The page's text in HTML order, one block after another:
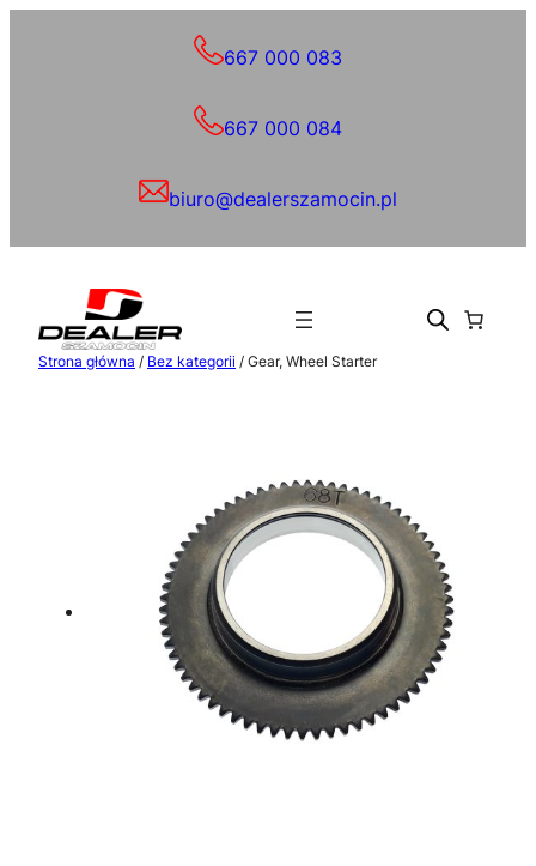
667 000 083
667 000 084
biuro@dealerszamocin.pl
Strona główna / Bez kategorii / Gear, Wheel Starter